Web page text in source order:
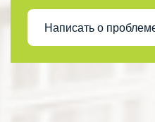
Написать о